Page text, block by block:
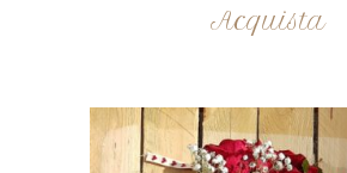
Acquista